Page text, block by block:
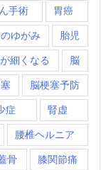
手術 胃癌
ゆがみ 胎児
細くなる 脳
脳梗塞予防
症 腎虚
腰椎ヘルニア
骨 膝関節痛